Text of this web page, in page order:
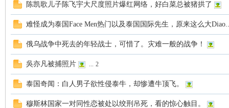
陈凯歌儿子陈飞宇大尺度照片爆红网络，好白菜总被猪拱了
难怪成为泰国Face Men热门以及泰国国际先生，原来这么大Diao..
俄乌战争中死去的年轻战士，可惜了。灾难一般的战争！
吳亦凡被捕照片 ... 2
泰国奇闻：白人男子欲性侵泰牛，却惨遭牛顶飞。
穆斯林国家一对同性恋被处以绞刑吊死，看的惊心触目。